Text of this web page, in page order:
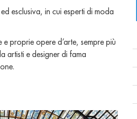
esclusiva, in cui esperti di moda
proprie opere d’arte, sempre più
artisti e designer di fama